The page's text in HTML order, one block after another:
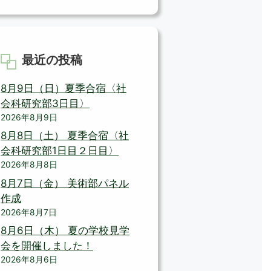
最近の投稿
8月9日（日）夏季合宿〈社
会科研究部3日目〉
2026年8月9日
8月8日（土） 夏季合宿〈社
会科研究部1日目２日目〉
2026年8月8日
8月7日（金） 美術部パネル
作成
2026年8月7日
8月6日（木） 夏の学校見学
会を開催しました！
2026年8月6日